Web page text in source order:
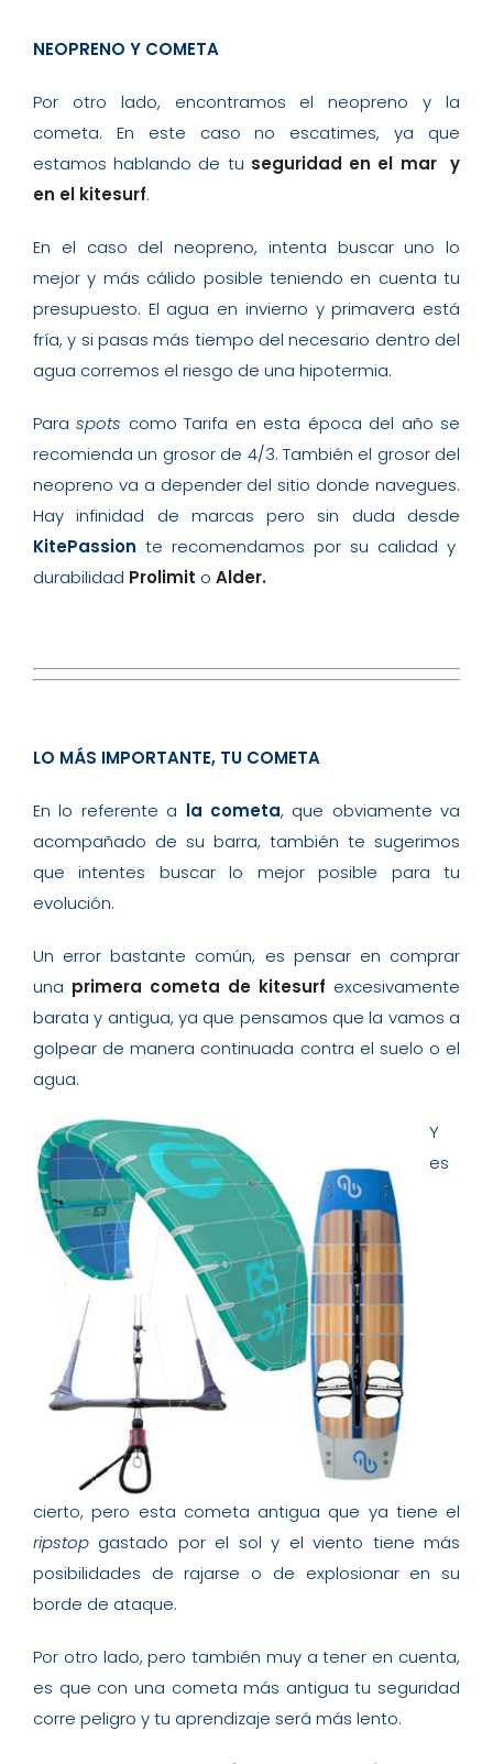
NEOPRENO Y COMETA
Por otro lado, encontramos el neopreno y la
cometa. En este caso no escatimes, ya que
estamos hablando de tu seguridad en el mar y
en el kitesurf.
En el caso del neopreno, intenta buscar uno lo
mejor y más cálido posible teniendo en cuenta tu
presupuesto. El agua en invierno y primavera está
fría, y si pasas más tiempo del necesario dentro del
agua corremos el riesgo de una hipotermia.
Paraspots como Tarifa en esta época del año se
recomienda un grosor de 4/3. También el grosor del
neopreno va a depender del sitio donde navegues.
Hay infinidad de marcas pero sin duda desde
KitePassion te recomendamos por su calidad y
durabilidad Prolimit o Alder.
LO MÁS IMPORTANTE, TU COMETA
En lo referente a la cometa, que obviamente va
acompañado de su barra, también te sugerimos
que intentes buscar lo mejor posible para tu
evolución.
Un error bastante común, es pensar en comprar
una primera cometa de kitesurf excesivamente
barata y antigua, ya que pensamos que la vamos a
golpear de manera continuada contra el suelo o el
agua.
Y
es
cierto, pero esta cometa antigua que ya tiene el
ripstop gastado por el sol y el viento tiene más
posibilidades de rajarse o de explosionar en su
borde de ataque.
Por otro lado, pero también muy a tener en cuenta,
es que con una cometa más antigua tu seguridad
corre peligro y tu aprendizaje será más lento.